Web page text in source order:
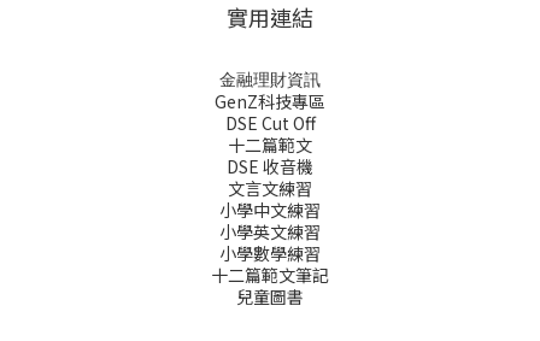
實用連結
金融理財資訊
GenZ科技專區
DSE Cut Off
十二篇範文
DSE 收音機
文言文練習
小學中文練習
小學英文練習
小學數學練習
十二篇範文筆記
兒童圖書